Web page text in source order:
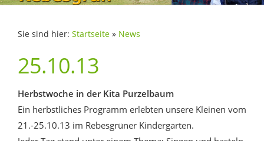
Sie sind hier: Startseite » News
25.10.13
Herbstwoche in der Kita Purzelbaum
Ein herbstliches Programm erlebten unsere Kleinen vom
21.-25.10.13 im Rebesgrüner Kindergarten.